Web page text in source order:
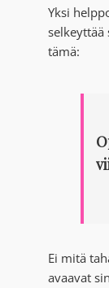
Yksi
tämä:
Ei mitä
avaavat